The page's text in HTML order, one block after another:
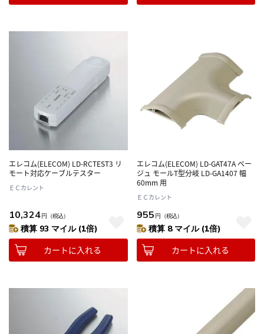
エレコム(ELECOM) LD-RCTEST3 リ
モート対応ケーブルテスター
ＥＣカレント
10,324円 （税込）
積算 93 マイル (1倍)
カートに入れる
エレコム(ELECOM) LD-GAT47A ベー
ジュ モールT型分岐 LD-GA1407 幅
60mm 用
ＥＣカレント
955 円 （税込）
積算 8 マイル (1倍)
カートに入れる